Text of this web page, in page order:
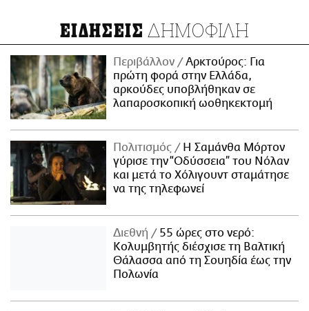
ΕΙΔΗΣΕΙΣ ΔΗΜΟΦΙΛΗ
Περιβάλλον
Αρκτούρος: Για
πρώτη φορά στην Ελλάδα,
αρκούδες υποβλήθηκαν σε
λαπαροσκοπική ωοθηκεκτομή
Πολιτισμός
Η Σαμάνθα Μόρτον
γύρισε την “Οδύσσεια” του Νόλαν
και μετά το Χόλιγουντ σταμάτησε
να της τηλεφωνεί
Διεθνή
55 ώρες στο νερό:
Κολυμβητής διέσχισε τη Βαλτική
Θάλασσα από τη Σουηδία έως την
Πολωνία